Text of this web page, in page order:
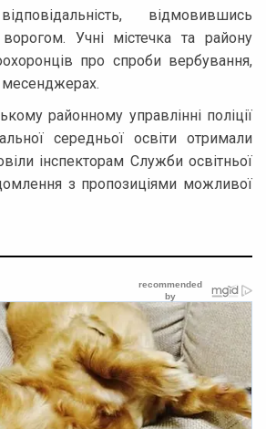
відмовившись
Учні містечка та району
про спроби вербування,
районному управлінні поліції
середньої освіти отримали
інспекторам Служби освітньої
з пропозиціями можливої